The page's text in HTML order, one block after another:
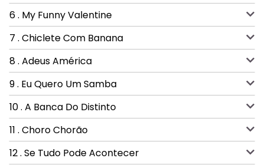
6 . My Funny Valentine
7 . Chiclete Com Banana
8 . Adeus América
9 . Eu Quero Um Samba
10 . A Banca Do Distinto
11 . Choro Chorão
12 . Se Tudo Pode Acontecer